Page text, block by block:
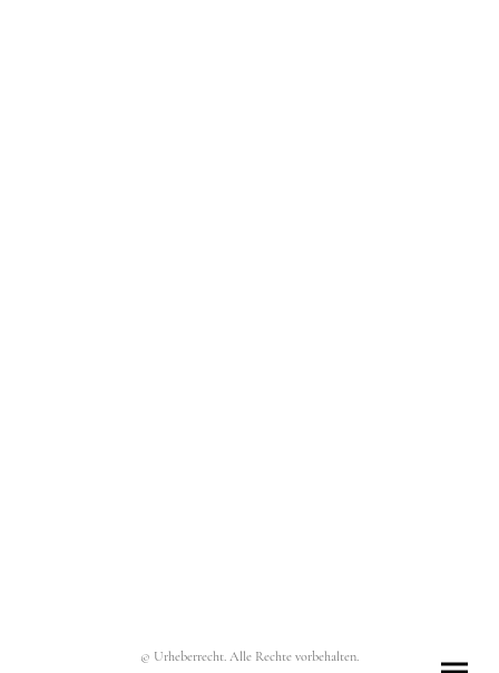
© Urheberrecht. Alle Rechte vorbehalten.